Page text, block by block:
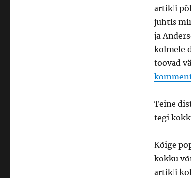
artikli
juhtis
ja
kolmele
toovad
Teine
tegi
Kõige
kokku
artikli